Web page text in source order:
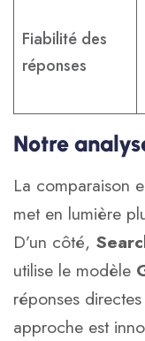
Fiabilité des
réponses
Notre
La comparaison
met en lumière
D’un côté,
utilise le modèle
réponses
approche est